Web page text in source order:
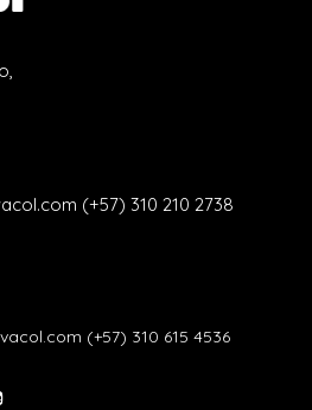
(+57) 310 210 2738
(+57) 310 615 4536